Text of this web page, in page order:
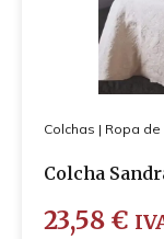
Colchas | Ropa de
Colcha
23,58 €